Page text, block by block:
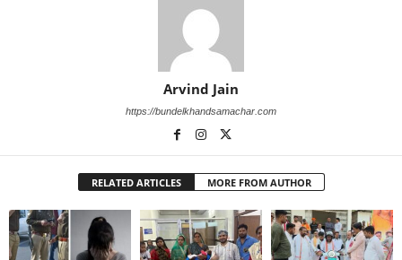
Arvind Jain
https://bundelkhandsamachar.com
RELATED ARTICLES MORE FROM AUTHOR